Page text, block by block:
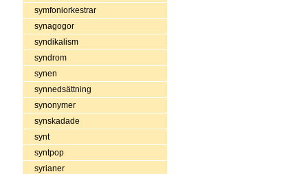
symfoniorkestrar
synagogor
syndikalism
syndrom
synen
synnedsättning
synonymer
synskadade
synt
syntpop
syrianer